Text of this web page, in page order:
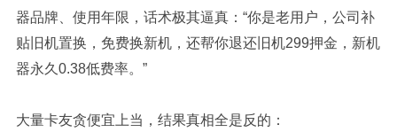
器品牌、使用年限，话术极其逼真：“你是老用户，公司补
贴旧机置换，免费换新机，还帮你退还旧机299押金，新机
器永久0.38低费率。”
大量卡友贪便宜上当，结果真相全是反的：